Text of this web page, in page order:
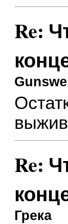
Re:
Gunswell
Re:
Грека